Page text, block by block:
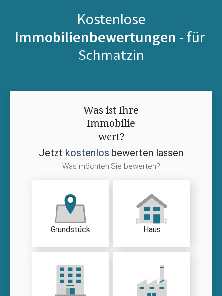
Kostenlose
Immobilienbewertungen - für
Schmatzin
Was ist Ihre
Immobilie
wert?
Jetzt kostenlos bewerten lassen
Was möchten Sie bewerten?
Grundstück Haus